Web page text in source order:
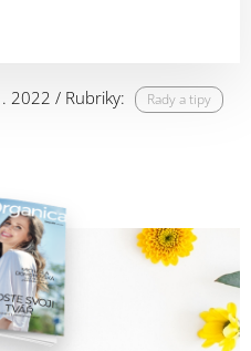
2022 / Rubriky: Rady a tipy